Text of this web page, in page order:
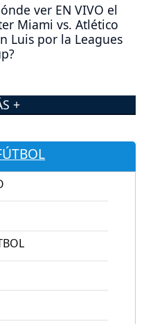
ver EN VIVO el
Miami vs. Atlético
Luis por la Leagues
+